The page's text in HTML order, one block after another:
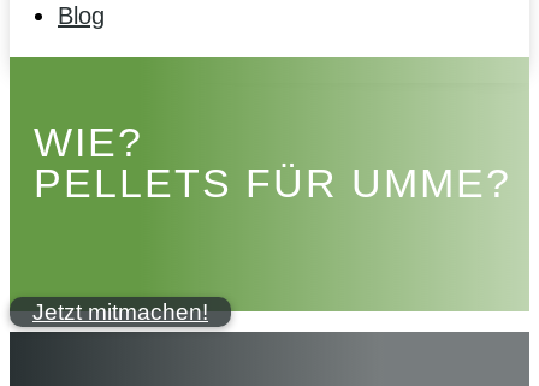
Blog
WIE?
PELLETS FÜR UMME?
Jetzt mitmachen!